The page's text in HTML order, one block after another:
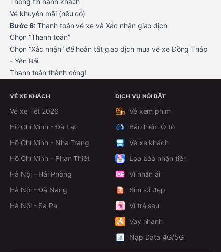
Thông tin hành khách
Vé khuyến mãi (nếu có)
Bước 6: Thanh toán vé xe và Xác nhận giao dịch
Chọn “Thanh toán”
Chọn “Xác nhận” để hoàn tất giao dịch mua vé xe Đồng Tháp
- Yên Bái.
Thanh toán thành công!
VÉ XE KHÁCH
Vé xe Tết 2026
Hồ Chí Minh - Đà Lạt
Hồ Chí Minh - Nha Trang
Hồ Chí Minh - Phan Thiết
Hà Nội - Hải Phòng
Hà Nội - Đà Nẵng
Hà Nội - Sa Pa
DỊCH VỤ NỔI BẬT
Vé xem phim
Bảo hiểm Ô tô
Vé xe khách
Loa báo nhận tiền
Ví nhân ái
Sim số đẹp
Ví trả sau
Vay nhanh
Nạp Data 4G/5G